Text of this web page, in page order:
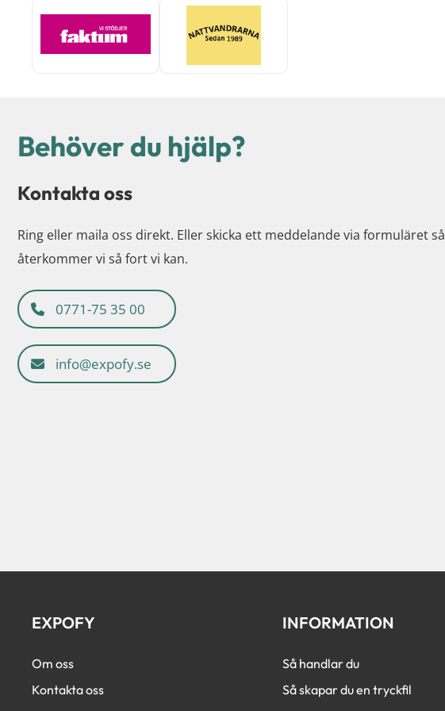
Behöver du hjälp?
Kontakta oss
Ring eller maila oss direkt. Eller skicka ett meddelande via formuläret så
återkommer vi så fort vi kan.
0771-75 35 00
info@expofy.se
EXPOFY
Om oss
Kontakta oss
INFORMATION
Så handlar du
Så skapar du en tryckfil